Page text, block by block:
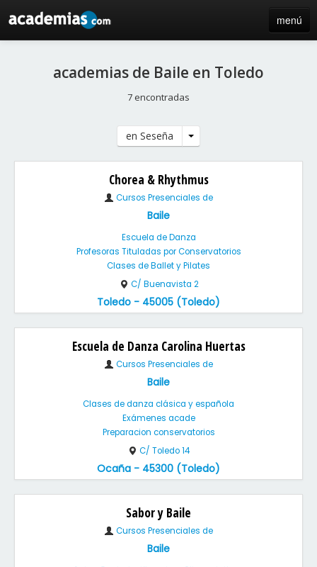
menú
iniciar sesión / registro de centros
academias de Baile en Toledo
7 encontradas
en Seseña
Chorea & Rhythmus
Cursos Presenciales de
Baile
Escuela de Danza
Profesoras Tituladas por Conservatorios
Clases de Ballet y Pilates
C/ Buenavista 2
Toledo - 45005 (Toledo)
Escuela de Danza Carolina Huertas
Cursos Presenciales de
Baile
Clases de danza clásica y española
Exámenes acade
Preparacion conservatorios
C/ Toledo 14
Ocaña - 45300 (Toledo)
Sabor y Baile
Cursos Presenciales de
Baile